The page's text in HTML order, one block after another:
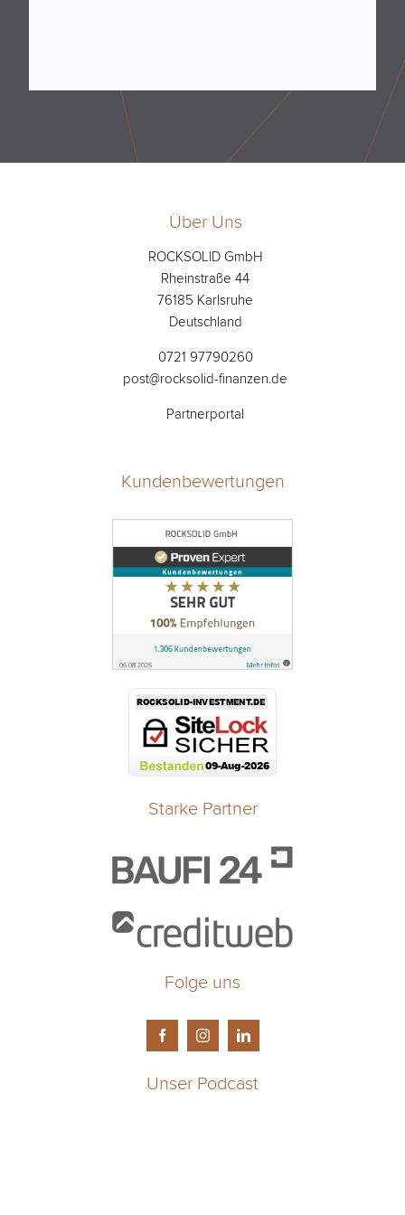
Über Uns
ROCKSOLID GmbH
Rheinstraße 44
76185 Karlsruhe
Deutschland
0721 97790260
post@rocksolid-finanzen.de
Partnerportal
Kundenbewertungen
Starke Partner
Folge uns
Unser Podcast